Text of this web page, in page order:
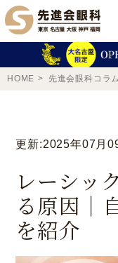
東京 新宿
HOME 先進会眼科コラム
更新:2025年07月
レーシッ
る原因｜
を紹介